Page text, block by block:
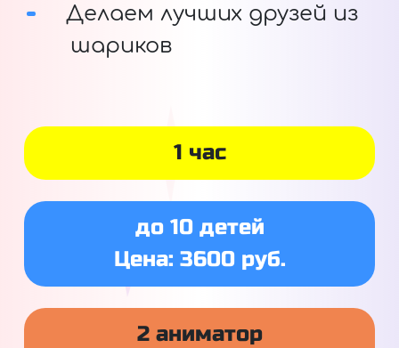
Делаем лучших друзей из
шариков
1 час
до 10 детей
Цена: 3600 руб.
2 аниматор